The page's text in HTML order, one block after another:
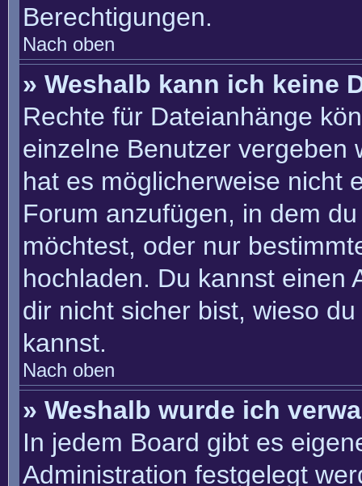
Berechtigungen.
Nach oben
» Weshalb kann ich keine
Rechte für Dateianhänge
einzelne Benutzer vergeben
hat es möglicherweise nicht
Forum anzufügen, in dem
möchtest, oder nur
hochladen. Du kannst einen
dir nicht sicher bist, wieso
kannst.
Nach oben
» Weshalb wurde ich
In jedem Board gibt es
Administration festgelegt